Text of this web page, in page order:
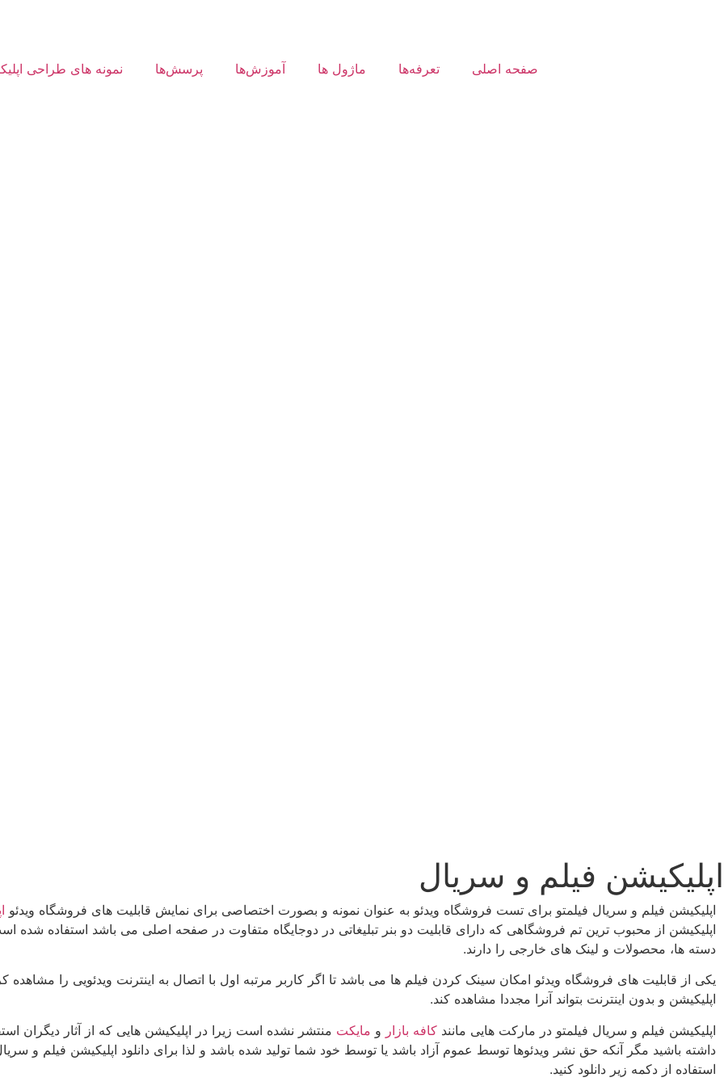
صفحه اصلی تعرفه‌ها ماژول ها آموزش‌ها پرسش‌ها نمونه های طراحی
اپلیکیشن فیلم و سریال
اپلیکیشن فیلم و سریال فیلمتو برای تست فروشگاه ویدئو به عنوان نمونه و بصورت اختصاصی برای نمایش قابلیت های فروشگاه ویدئو
اپلیکیشن از محبوب ترین تم فروشگاهی که دارای قابلیت دو بنر تبلیغاتی در دوجایگاه متفاوت در صفحه اصلی می باشد استفاده شده
دسته ها، محصولات و لینک های خارجی را دارند.
یکی از قابلیت های فروشگاه ویدئو امکان سینک کردن فیلم ها می باشد تا اگر کاربر مرتبه اول با اتصال به اینترنت ویدئویی را
اپلیکیشن و بدون اینترنت بتواند آنرا مجددا مشاهده کند.
اپلیکیشن فیلم و سریال فیلمتو در مارکت هایی مانند کافه بازار و مایکت منتشر نشده است زیرا در اپلیکیشن هایی که از آثار دیگران
داشته باشید مگر آنکه حق نشر ویدئوها توسط عموم آزاد باشد یا توسط خود شما تولید شده باشد و لذا برای دانلود اپلیکیشن فیلم و
استفاده از دکمه زیر دانلود کنید.